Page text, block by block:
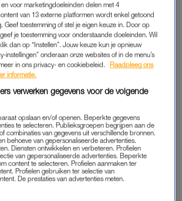
vertelt Ismaïl hoe het kwam dat hij
misdroeg. “Ik heb nooit een vaderfiguur in
mij aanstuurde”, vertelt hij. Op het
Liesbeth aanschuift wordt hij direct
“Ik geloof er niets van. U bent
LINDA.meiden YouTube-kanaal en mis
het tweede seizoen van Helemaal Para.
Wil je ook zien
slaapprobleem in ‘Helemaal Para’: ‘Ik
’s nachts mensen in huis’
voor marketingdoeleinden delen met 4
van 13 externe platformen wordt enkel getoond
Geef toestemming of stel je eigen keuze in. Door op
je toestemming voor onderstaande doeleinden. Wil
dan op “Instellen”. Jouw keuze kun je opnieuw
instellingen” onderaan onze websites of in de menu’s
in ons privacy- en cookiebeleid.
Raadpleeg ons
informatie.
verwerken gegevens voor de volgende
opslaan en/of openen. Beperkte gegevens
te selecteren. Publieksgroepen begrijpen aan de
combinaties van gegevens uit verschillende bronnen.
behoeve van gepersonaliseerde advertenties.
Diensten ontwikkelen en verbeteren. Profielen
van gepersonaliseerde advertenties. Beperkte
content te selecteren. Profielen aanmaken ter
Profielen gebruiken ter selectie van
De prestaties van advertenties meten.